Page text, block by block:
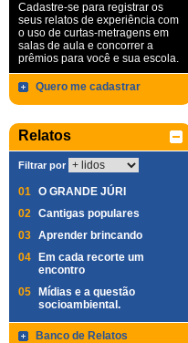
Cadastre-se para registrar os
seus relatos de experiência com
o uso de curtas-metragens em
salas de aula e concorrer a
prêmios para você e sua escola.
Quero me cadastrar
Relatos
Filtrar por
01 O GRANDE JÚRI
02 Cantigas populares
03 Aprender brincando
04
Em cada recorte um
encontro
05
Mídias e a questão
socioambiental.
Banco de Relatos